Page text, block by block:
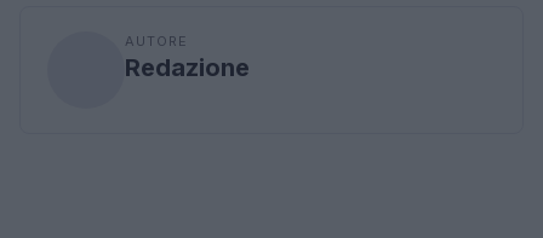
AUTORE
Redazione